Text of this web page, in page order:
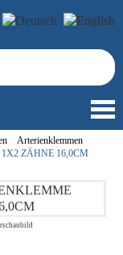
Arterienklemmen
ZÄHNE 16,0CM